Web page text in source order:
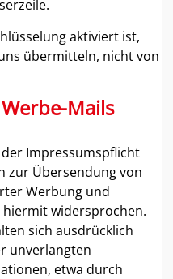
aktiviert ist,
übermitteln, nicht von
Mails
Impressumspflicht
zur Übersendung von
Werbung und
widersprochen.
sich ausdrücklich
unverlangten
etwa durch